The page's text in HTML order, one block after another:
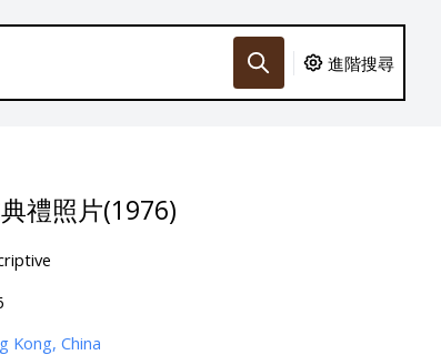
進階搜尋
禮照片(1976)
Kong, China